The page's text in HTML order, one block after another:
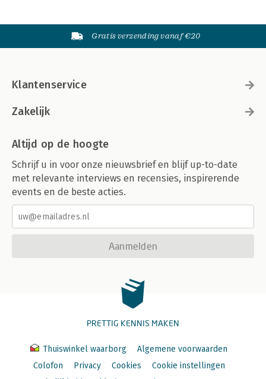
Gratis verzending vanaf €20
Klantenservice
Zakelijk
Altijd op de hoogte
Schrijf u in voor onze nieuwsbrief en blijf up-to-date
met relevante interviews en recensies, inspirerende
events en de beste acties.
Aanmelden
PRETTIG KENNIS MAKEN
Thuiswinkel waarborg
Algemene voorwaarden
Colofon
Privacy Cookies
Cookie instellingen